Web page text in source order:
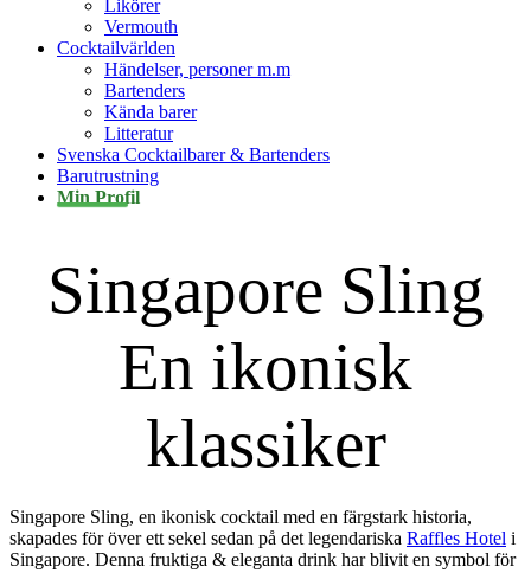
Likörer
Vermouth
Cocktailvärlden
Händelser, personer m.m
Bartenders
Kända barer
Litteratur
Svenska Cocktailbarer & Bartenders
Barutrustning
Min Profil
Singapore Sling
En ikonisk
klassiker
Singapore Sling, en ikonisk cocktail med en färgstark historia,
skapades för över ett sekel sedan på det legendariska Raffles Hotel i
Singapore. Denna fruktiga & eleganta drink har blivit en symbol för